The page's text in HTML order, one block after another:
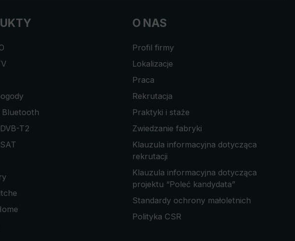
Bluetooth
T2
O NAS
Profil firmy
Lokalizacje
Praca
Rekrutacja
Praktyki i staże
Zwiedzanie fabryki
Klauzula informacyjna dotycząca
rekrutacji
Klauzula informacyjna dotycząca
projektu “Poleć kandydata”
Standardy ochrony małoletnich
Polityka CSR